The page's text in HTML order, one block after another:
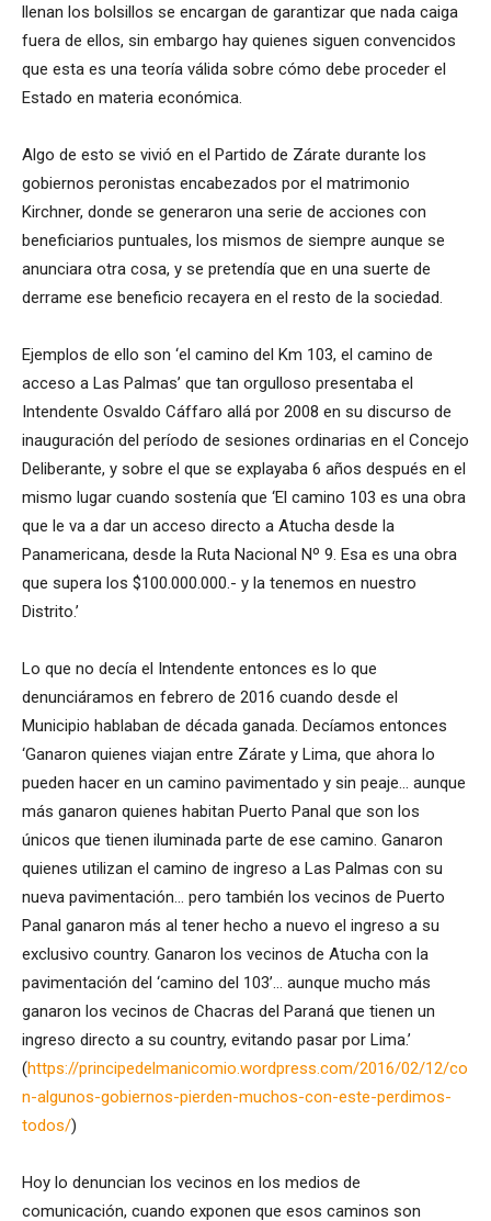
llenan los bolsillos se encargan de garantizar que nada caiga
fuera de ellos, sin embargo hay quienes siguen convencidos
que esta es una teoría válida sobre cómo debe proceder el
Estado en materia económica.
Algo de esto se vivió en el Partido de Zárate durante los
gobiernos peronistas encabezados por el matrimonio
Kirchner, donde se generaron una serie de acciones con
beneficiarios puntuales, los mismos de siempre aunque se
anunciara otra cosa, y se pretendía que en una suerte de
derrame ese beneficio recayera en el resto de la sociedad.
Ejemplos de ello son ‘el camino del Km 103, el camino de
acceso a Las Palmas’ que tan orgulloso presentaba el
Intendente Osvaldo Cáffaro allá por 2008 en su discurso de
inauguración del período de sesiones ordinarias en el Concejo
Deliberante, y sobre el que se explayaba 6 años después en el
mismo lugar cuando sostenía que ‘El camino 103 es una obra
que le va a dar un acceso directo a Atucha desde la
Panamericana, desde la Ruta Nacional Nº 9. Esa es una obra
que supera los $100.000.000.- y la tenemos en nuestro
Distrito.’
Lo que no decía el Intendente entonces es lo que
denunciáramos en febrero de 2016 cuando desde el
Municipio hablaban de década ganada. Decíamos entonces
‘Ganaron quienes viajan entre Zárate y Lima, que ahora lo
pueden hacer en un camino pavimentado y sin peaje… aunque
más ganaron quienes habitan Puerto Panal que son los
únicos que tienen iluminada parte de ese camino. Ganaron
quienes utilizan el camino de ingreso a Las Palmas con su
nueva pavimentación… pero también los vecinos de Puerto
Panal ganaron más al tener hecho a nuevo el ingreso a su
exclusivo country. Ganaron los vecinos de Atucha con la
pavimentación del ‘camino del 103’… aunque mucho más
ganaron los vecinos de Chacras del Paraná que tienen un
ingreso directo a su country, evitando pasar por Lima.’
(https://principedelmanicomio.wordpress.com/2016/02/12/co
n-algunos-gobiernos-pierden-muchos-con-este-perdimos-
todos/)
Hoy lo denuncian los vecinos en los medios de
comunicación, cuando exponen que esos caminos son